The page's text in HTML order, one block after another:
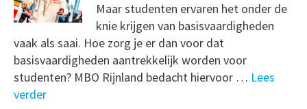
Maar studenten ervaren het onder de
knie krijgen van basisvaardigheden
vaak als saai. Hoe zorg je er dan voor dat
basisvaardigheden aantrekkelijk worden voor
studenten? MBO Rijnland bedacht hiervoor … Lees
verder